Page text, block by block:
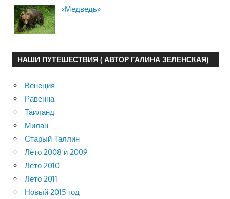
«Медведь»
НАШИ ПУТЕШЕСТВИЯ ( АВТОР ГАЛИНА ЗЕЛЕНСКАЯ)
Венеция
Равенна
Таиланд
Милан
Старый Таллин
Лето 2008 и 2009
Лето 2010
Лето 2011
Новый 2015 год